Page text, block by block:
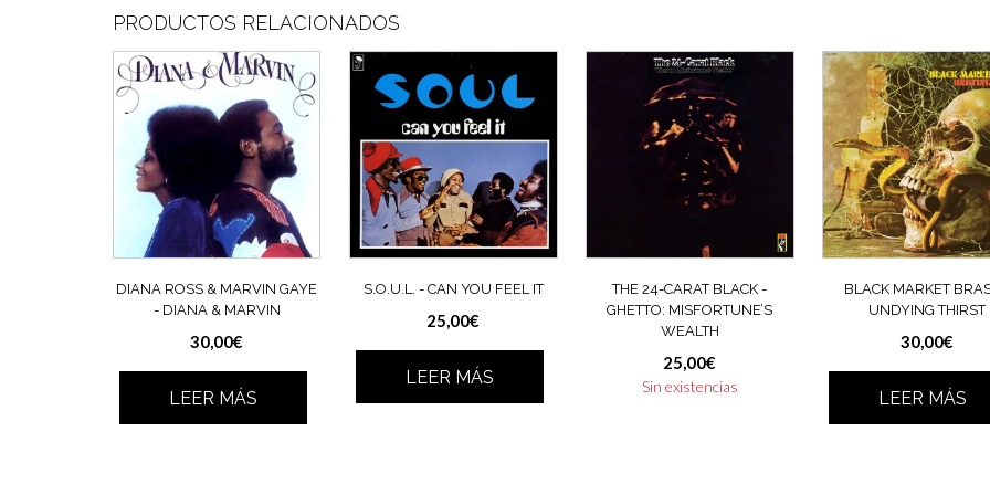
PRODUCTOS RELACIONADOS
DIANA ROSS & MARVIN GAYE
‎- DIANA & MARVIN
30,00€
LEER MÁS
S.O.U.L. ‎- CAN YOU FEEL IT
25,00€
LEER MÁS
THE 24-CARAT BLACK ‎-
GHETTO: MISFORTUNE’S
WEALTH
25,00€
Sin existencias
BLACK MARKET
UNDYING THIRST
30,00€
LEER MÁS